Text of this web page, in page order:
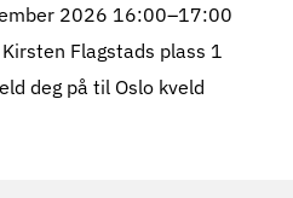
2026 16:00–17:00
Flagstads plass 1
deg på til Oslo kveld